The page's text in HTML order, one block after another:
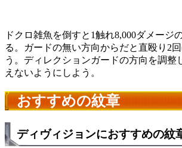
ドクロ雑魚を倒すと1触れ8,000ダメージ
る。ガードの無い方向からだと直殴り2
う。ディレクションガードの方向を調整
えないようにしよう。
おすすめの紋章
ディヴィジョンにおすすめの紋